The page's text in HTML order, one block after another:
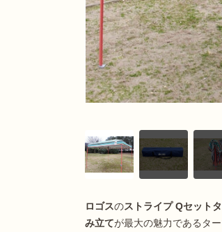
ロゴスのストライプ Qセット
み立てが最大の魅力であるタ